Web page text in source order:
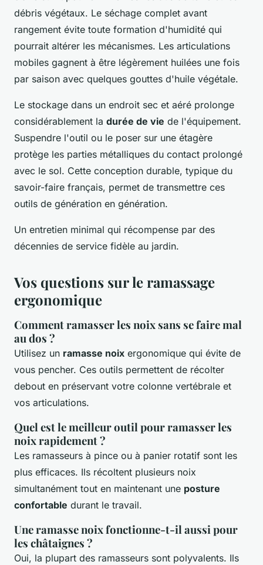
débris végétaux. Le séchage complet avant
rangement évite toute formation d'humidité qui
pourrait altérer les mécanismes. Les articulations
mobiles gagnent à être légèrement huilées une fois
par saison avec quelques gouttes d'huile végétale.
Le stockage dans un endroit sec et aéré prolonge
considérablement la durée de vie de l'équipement.
Suspendre l'outil ou le poser sur une étagère
protège les parties métalliques du contact prolongé
avec le sol. Cette conception durable, typique du
savoir-faire français, permet de transmettre ces
outils de génération en génération.
Un entretien minimal qui récompense par des
décennies de service fidèle au jardin.
Vos questions sur le ramassage
ergonomique
Comment ramasser les noix sans se faire mal
au dos ?
Utilisez un ramasse noix ergonomique qui évite de
vous pencher. Ces outils permettent de récolter
debout en préservant votre colonne vertébrale et
vos articulations.
Quel est le meilleur outil pour ramasser les
noix rapidement ?
Les ramasseurs à pince ou à panier rotatif sont les
plus efficaces. Ils récoltent plusieurs noix
simultanément tout en maintenant une posture
confortable durant le travail.
Une ramasse noix fonctionne-t-il aussi pour
les châtaignes ?
Oui, la plupart des ramasseurs sont polyvalents. Ils